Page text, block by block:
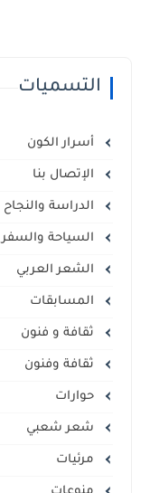
التسميات
أسرار الكون
الإتصال بنا
الدراسة والنجاح
السياحة والسفر
الشعر العربي
المسابقات
ثقافة و فنون
ثقافة وفنون
حوارات
شعر شعبي
مرئيات